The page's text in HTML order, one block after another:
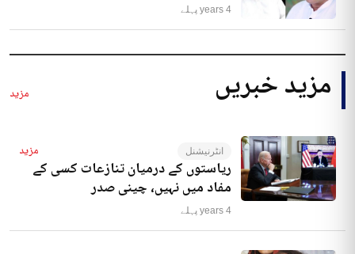
4 years پہلے
مزید خبریں مزید
انٹرنیشنل مزید
ریاستوں کے درمیان تنازعات کسی کے
مفاد میں نہیں، چینی صدر
4 years پہلے